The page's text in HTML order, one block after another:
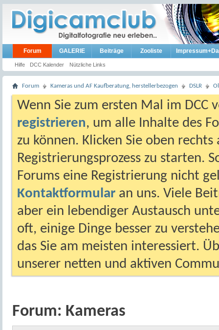
Forum
Hilfe DCC Kalender Nützliche Links
GALERIE Beiträge Zooliste
Forum Kameras und AF Kaufberatung, herstellerbezogen DSLR
Wenn Sie zum ersten Mal im DCC
registrieren, um alle Inhalte des
zu können. Klicken Sie oben
Registrierungsprozess zu starten.
Forums eine Registrierung nicht
Kontaktformular an uns. Viele
aber ein lebendiger Austausch
oft, einige Dinge besser zu
das Sie am meisten interessiert.
unserer netten und aktiven
Forum: Kameras